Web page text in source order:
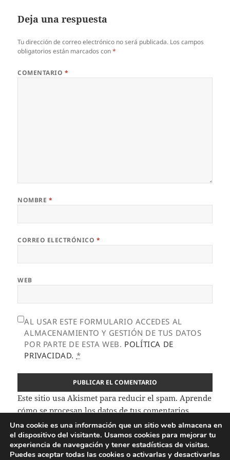
Deja una respuesta
Tu dirección de correo electrónico no será publicada. Los campos
obligatorios están marcados con*
COMENTARIO *
NOMBRE *
CORREO ELECTRÓNICO *
WEB
AL USAR ESTE FORMULARIO ACCEDES AL
ALMACENAMIENTO Y GESTIÓN DE TUS DATOS
POR PARTE DE ESTA WEB. POLÍTICA DE
PRIVACIDAD. *
Este sitio usa Akismet para reducir el spam. Aprende
cómo se procesan los datos de tus comentarios.
Navegación
PUBLICADO EN
Una cookie es una información que un sitio web almacena en
el dispositivo del visitante. Usamos cookies para mejorar tu
experiencia de navegación y tener estadísticas de visitas.
Puedes aceptar todas las cookies o activarlas y desactivarlas